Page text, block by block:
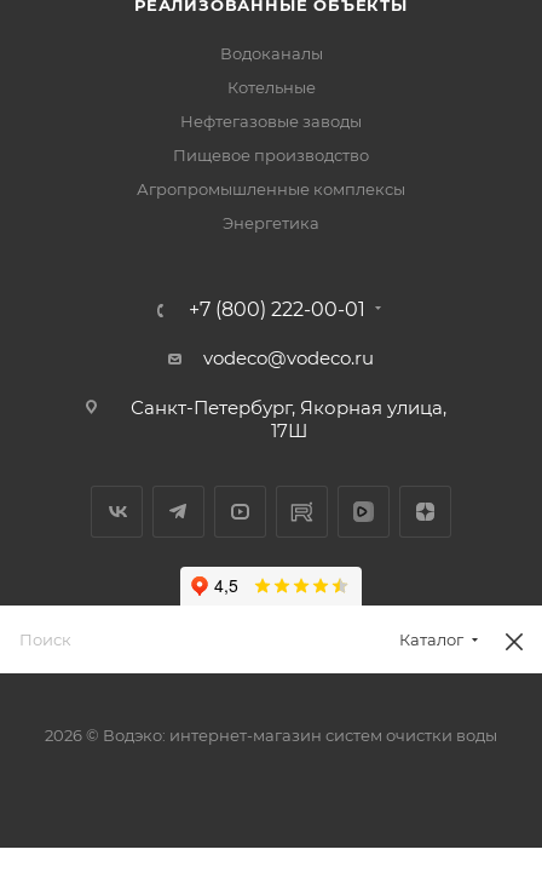
РЕАЛИЗОВАННЫЕ ОБЪЕКТЫ
Водоканалы
Котельные
Нефтегазовые заводы
Пищевое производство
Агропромышленные комплексы
Энергетика
+7 (800) 222-00-01
vodeco@vodeco.ru
Санкт-Петербург, Якорная улица,
17Ш
2026 © Водэко: интернет-магазин систем очистки воды
Каталог